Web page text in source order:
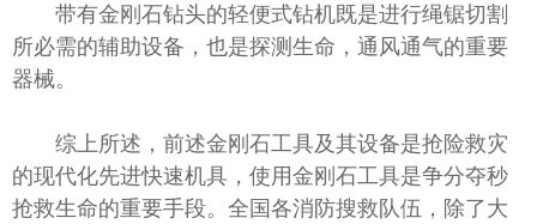
带有金刚石钻头的轻便式钻机既是进行绳锯切割
所必需的辅助设备，也是探测生命，通风通气的重要
器械。
综上所述，前述金刚石工具及其设备是抢险救灾
的现代化先进快速机具，使用金刚石工具是争分夺秒
抢救生命的重要手段。全国各消防搜救队伍，除了大